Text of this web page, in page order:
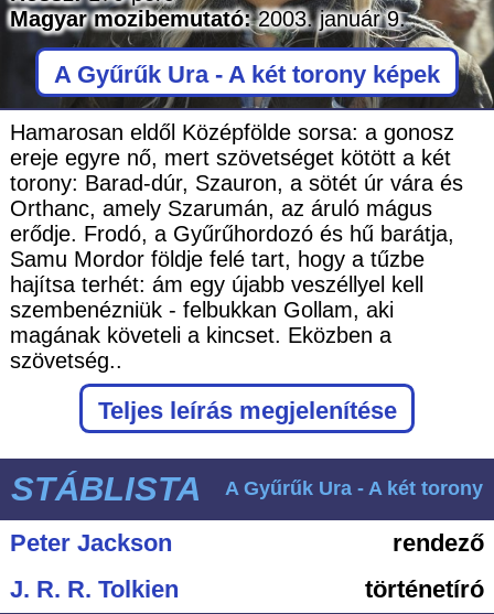
Magyar mozibemutató:2003. január 9.
A Gyűrűk Ura - A két torony képek
Hamarosan eldől Középfölde sorsa: a gonosz
ereje egyre nő, mert szövetséget kötött a két
torony: Barad-dúr, Szauron, a sötét úr vára és
Orthanc, amely Szarumán, az áruló mágus
erődje. Frodó, a Gyűrűhordozó és hű barátja,
Samu Mordor földje felé tart, hogy a tűzbe
hajítsa terhét: ám egy újabb veszéllyel kell
szembenézniük - felbukkan Gollam, aki
magának követeli a kincset. Eközben a
szövetség..
Teljes leírás megjelenítése
STÁBLISTA A Gyűrűk Ura - A két torony
Peter Jackson
rendező
J. R. R. Tolkien
történetíró